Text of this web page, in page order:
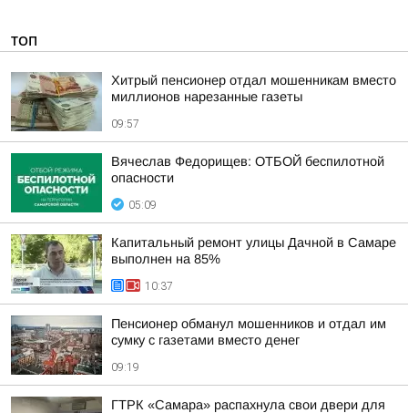
ТОП
Хитрый пенсионер отдал мошенникам вместо
миллионов нарезанные газеты
09:57
Вячеслав Федорищев: ОТБОЙ беспилотной
опасности
05:09
Капитальный ремонт улицы Дачной в Самаре
выполнен на 85%
10:37
Пенсионер обманул мошенников и отдал им
сумку с газетами вместо денег
09:19
ГТРК «Самара» распахнула свои двери для